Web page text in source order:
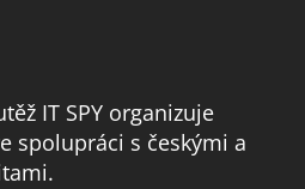
IT SPY organizuje
spolupráci s českými a